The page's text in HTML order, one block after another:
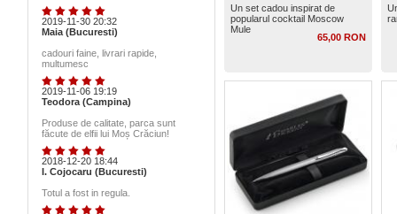
2019-11-30 20:32
Maia (Bucuresti)
cadouri faine, livrari rapide,
multumesc
2019-11-06 19:19
Teodora (Campina)
Produse de calitate, parca sunt
făcute de elfii lui Moș Crăciun!
2018-12-20 18:44
I. Cojocaru (Bucuresti)
Totul a fost in regula.
Un set cadou inspirat de
popularul cocktail Moscow
Mule
65,00 RON